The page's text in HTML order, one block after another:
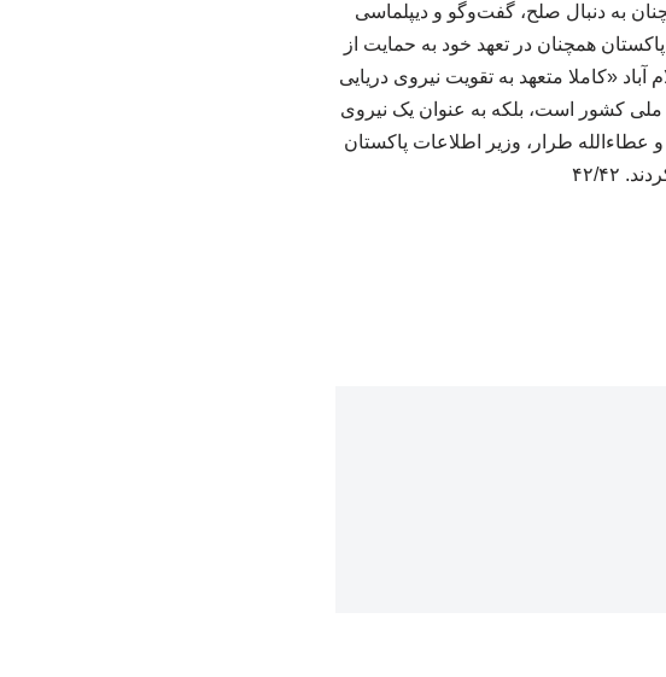
به دنبال صلح، گفت‌وگو و دیپلماسی
همچنان در تعهد خود به حمایت از
«کاملا متعهد به تقویت نیروی دریایی
ملی کشور است، بلکه به عنوان یک نیروی
طرار، وزیر اطلاعات پاکستان
۴۲